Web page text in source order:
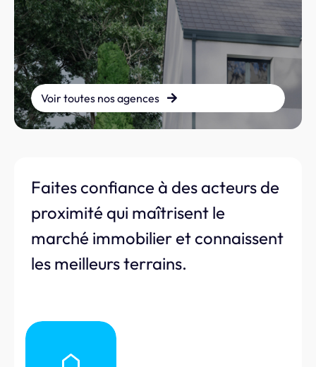
Voir toutes nos agences
Faites confiance à des acteurs de
proximité qui maîtrisent le
marché immobilier et connaissent
les meilleurs terrains.